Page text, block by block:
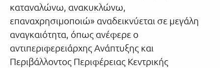
καταναλώνω, ανακυκλώνω,
επαναχρησιμοποιώ» αναδεικνύεται σε μεγάλη
αναγκαιότητα, όπως ανέφερε ο
αντιπεριφερειάρχης Ανάπτυξης και
Περιβάλλοντος Περιφέρειας Κεντρικής